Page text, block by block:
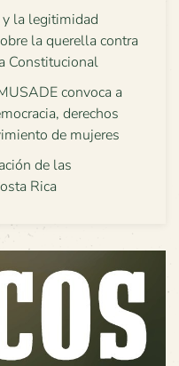
la legitimidad
la querella contra
Constitucional
convoca a
derechos
de mujeres
de las
Rica